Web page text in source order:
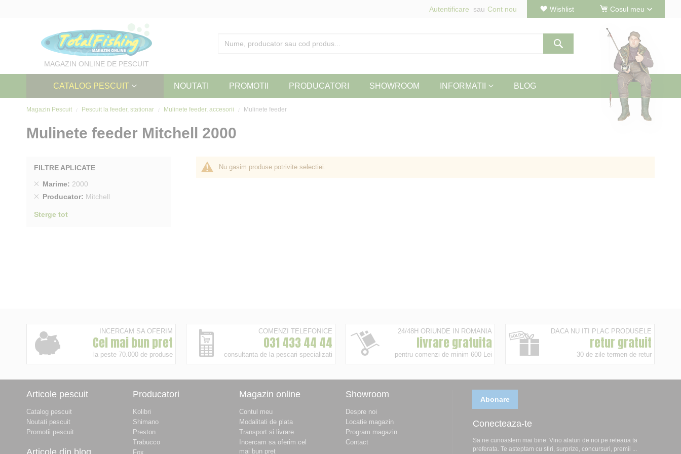
Cosul meu
Wishlist
Autentificare Cont nou
MAGAZIN ONLINE DE PESCUIT
CATALOG PESCUIT NOUTATI PROMOTII PRODUCATORI SHOWROOM INFORMATII BLOG
Magazin Pescuit Pescuit la feeder, stationar Mulinete feeder, accesorii Mulinete feeder
Mulinete feeder Mitchell 2000
Nu gasim produse potrivite selectiei.
FILTRE APLICATE
Marime
2000
Sterge
produs
Producator Mitchell
Sterge
Sterge tot
INCERCAM SA OFERIM
Cel mai bun pret
la peste 70.000 de produse
COMENZI TELEFONICE
031 433 44 44
consultanta de la pescari specializati
24/48H ORIUNDE IN ROMANIA
livrare gratuita
pentru comenzi de minim 600 Lei
DACA NU ITI PLAC PRODUSELE
retur gratuit
30 de zile termen de retur
Articole pescuit
Catalog pescuit
Noutati pescuit
Promotii pescuit
Articole din blog
Producatori
Kolibri
Shimano
Preston
Trabucco
Fox
Magazin online
Contul meu
Modalitati de plata
Transport si livrare
Incercam sa oferim cel
mai bun pret
Showroom
Despre noi
Locatie magazin
Program magazin
Contact
Abonare
Conecteaza-te
Sa ne cunoastem mai bine. Vino alaturi de noi pe reteaua ta
preferata. Te asteptam cu stiri, surprize, concursuri, premii ...